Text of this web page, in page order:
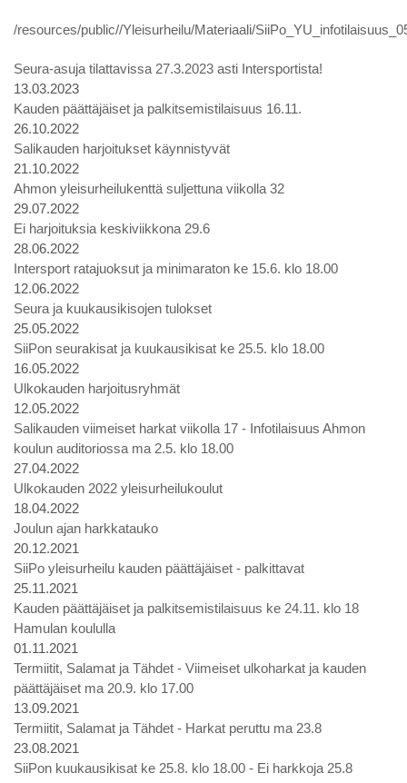
/resources/public//Yleisurheilu/Materiaali/
Seura-asuja tilattavissa 27.3.2023 asti Intersportista!
13.03.2023
Kauden päättäjäiset ja palkitsemistilaisuus 16.11.
26.10.2022
Salikauden harjoitukset käynnistyvät
21.10.2022
Ahmon yleisurheilukenttä suljettuna viikolla 32
29.07.2022
Ei harjoituksia keskiviikkona 29.6
28.06.2022
Intersport ratajuoksut ja minimaraton ke 15.6. klo 18.00
12.06.2022
Seura ja kuukausikisojen tulokset
25.05.2022
SiiPon seurakisat ja kuukausikisat ke 25.5. klo 18.00
16.05.2022
Ulkokauden harjoitusryhmät
12.05.2022
Salikauden viimeiset harkat viikolla 17 - Infotilaisuus Ahmon
koulun auditoriossa ma 2.5. klo 18.00
27.04.2022
Ulkokauden 2022 yleisurheilukoulut
18.04.2022
Joulun ajan harkkatauko
20.12.2021
SiiPo yleisurheilu kauden päättäjäiset - palkittavat
25.11.2021
Kauden päättäjäiset ja palkitsemistilaisuus ke 24.11. klo 18
Hamulan koululla
01.11.2021
Termiitit, Salamat ja Tähdet - Viimeiset ulkoharkat ja kauden
päättäjäiset ma 20.9. klo 17.00
13.09.2021
Termiitit, Salamat ja Tähdet - Harkat peruttu ma 23.8
23.08.2021
SiiPon kuukausikisat ke 25.8. klo 18.00 - Ei harkkoja 25.8